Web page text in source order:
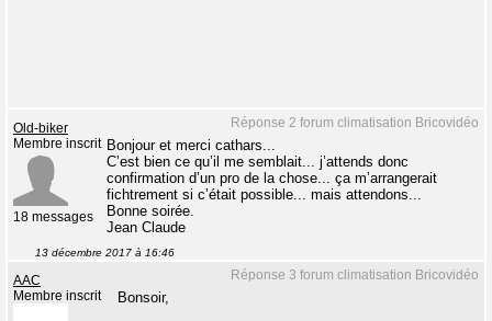
Réponse 2 forum climatisation Bricovidéo
Old-biker
Membre inscrit
18 messages
Bonjour et merci cathars...
C’est bien ce qu’il me semblait... j’attends donc
confirmation d’un pro de la chose... ça m’arrangerait
fichtrement si c’était possible... mais attendons...
Bonne soirée.
Jean Claude
13 décembre 2017 à 16:46
Réponse 3 forum climatisation Bricovidéo
AAC
Membre inscrit
Bonsoir,